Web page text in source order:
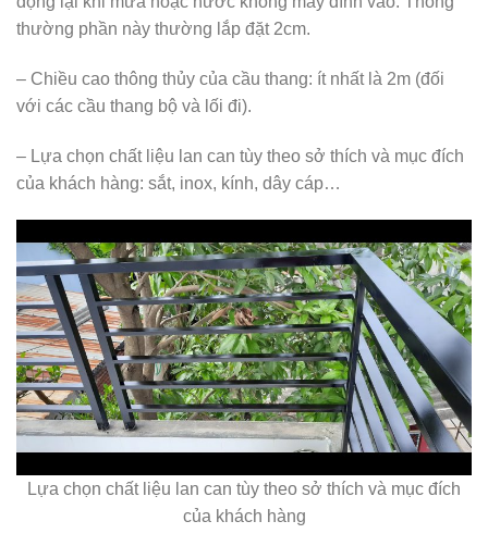
thường phần này thường lắp đặt 2cm.
– Chiều cao thông thủy của cầu thang: ít nhất là 2m (đối
với các cầu thang bộ và lối đi).
– Lựa chọn chất liệu lan can tùy theo sở thích và mục đích
của khách hàng: sắt, inox, kính, dây cáp…
Lựa chọn chất liệu lan can tùy theo sở thích và mục đích
của khách hàng